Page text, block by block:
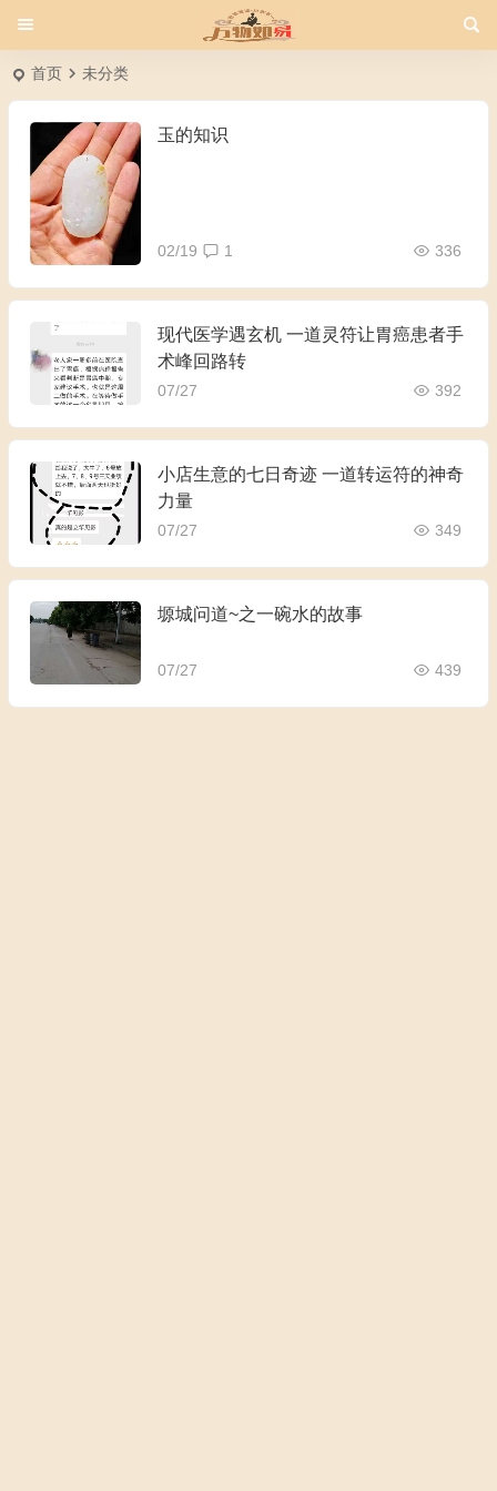
首页 未分类
玉的知识
02/19 336
1
现代医学遇玄机 一道灵符让胃癌患者手
术峰回路转
07/27 392
小店生意的七日奇迹 一道转运符的神奇
力量
07/27 349
塬城问道~之一碗水的故事
07/27 439